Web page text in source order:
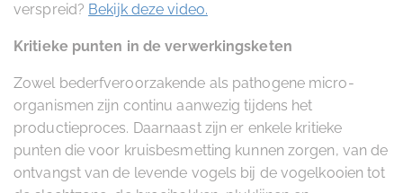
verspreid? Bekijk deze video.
Kritieke punten in de verwerkingsketen
Zowel bederfveroorzakende als pathogene micro-
organismen zijn continu aanwezig tijdens het
productieproces. Daarnaast zijn er enkele kritieke
punten die voor kruisbesmetting kunnen zorgen, van de
ontvangst van de levende vogels bij de vogelkooien tot